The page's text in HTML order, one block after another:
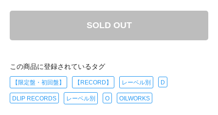
SOLD OUT
この商品に登録されているタグ
【限定盤・初回盤】 【RECORD】 レーベル別 D
DLIP RECORDS レーベル別 O OILWORKS